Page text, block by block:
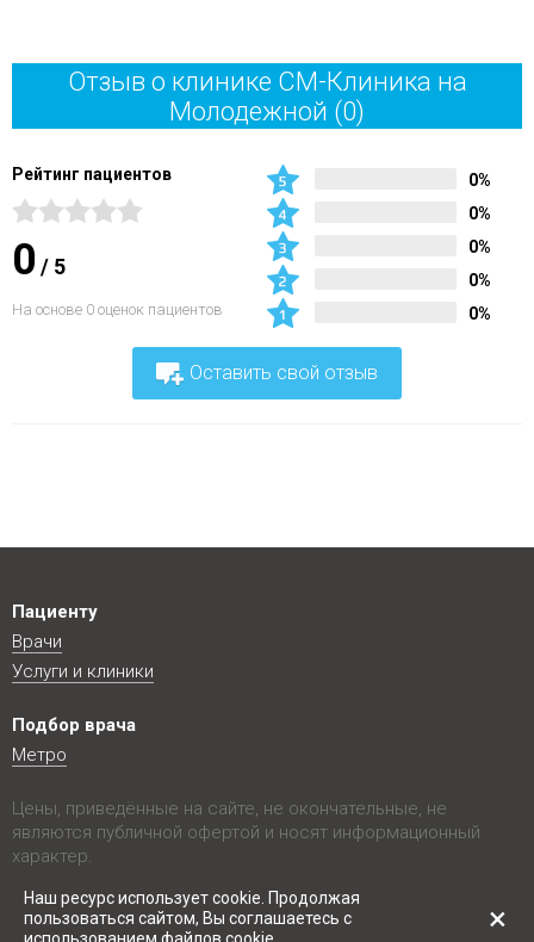
Отзыв о клинике СМ-Клиника на
Молодежной (0)
Рейтинг пациентов
0 / 5
На основе 0 оценок пациентов
0%
0%
0%
0%
0%
Оставить свой отзыв
Пациенту
Врачи
Услуги и клиники
Подбор врача
Метро
Цены, приведённые на сайте, не окончательные, не
являются публичной офертой и носят информационный
характер.
© 2026-Mosurolog.RU |Конфиденциальность
Наш ресурс использует cookie. Продолжая
пользоваться сайтом, Вы соглашаетесь с
×